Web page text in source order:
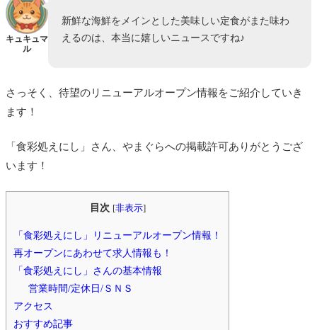
キュキュマ
ル
新鮮な海鮮をメインとした美味しい定食がまた味わ
えるのは、本当に嬉しいニュースですね♪
さっそく、待望のリニューアルオープン情報をご紹介していき
ます！
「食彩処えにし」さん、やまぐらへの掲載許可ありがとうござ
います！
目次 [非表示]
「食彩処えにし」リニューアルオープン情報！
再オープンにあわせて求人情報も！
「食彩処えにし」さんの基本情報
営業時間/定休日/ＳＮＳ
アクセス
おすすめ記事